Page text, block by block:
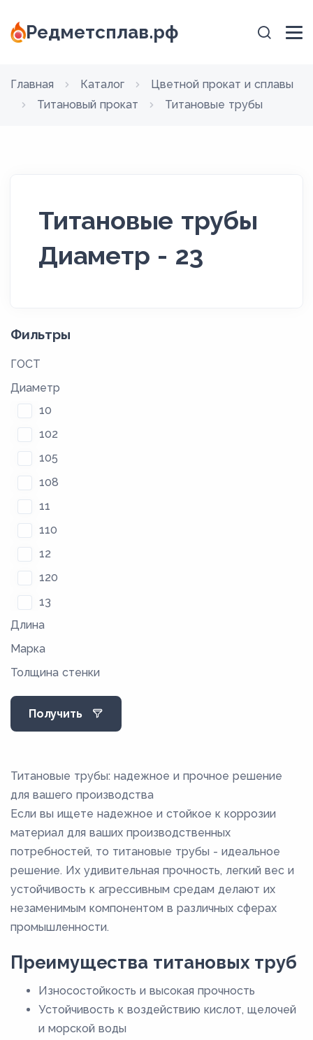
Редметсплав.рф
Главная Каталог
Цветной прокат и сплавы
Титановый прокат
Титановые трубы
Титановые трубы
Диаметр - 23
Фильтры
ГОСТ
Диаметр
10
102
105
108
11
110
12
120
13
130
14
15
16
18
22
23
24
27
28
30
32
33
34
Длина
Марка
Толщина стенки
Получить
Титановые трубы: надежное и прочное решение
для вашего производства
Если вы ищете надежное и стойкое к коррозии
материал для ваших производственных
потребностей, то титановые трубы - идеальное
решение. Их удивительная прочность, легкий вес и
устойчивость к агрессивным средам делают их
незаменимым компонентом в различных сферах
промышленности.
Преимущества титановых труб
Износостойкость и высокая прочность
Устойчивость к воздействию кислот, щелочей
и морской воды